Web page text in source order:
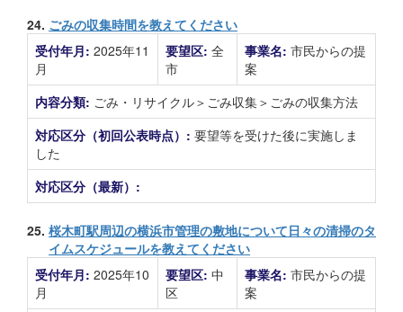
24. ごみの収集時間を教えてください
受付年月: 2025年11
月
要望区: 全
市
事業名: 市民からの提
案
内容分類: ごみ・リサイクル＞ごみ収集＞ごみの収集方法
対応区分（初回公表時点）: 要望等を受けた後に実施しま
した
対応区分（最新）:
25. 桜木町駅周辺の横浜市管理の敷地について日々の清掃のタ
イムスケジュールを教えてください
受付年月: 2025年10
月
要望区: 中
区
事業名: 市民からの提
案